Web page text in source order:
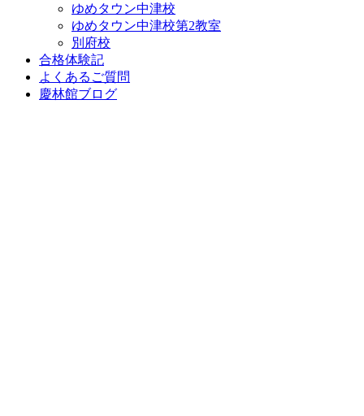
ゆめタウン中津校
ゆめタウン中津校第2教室
別府校
合格体験記
よくあるご質問
慶林館ブログ